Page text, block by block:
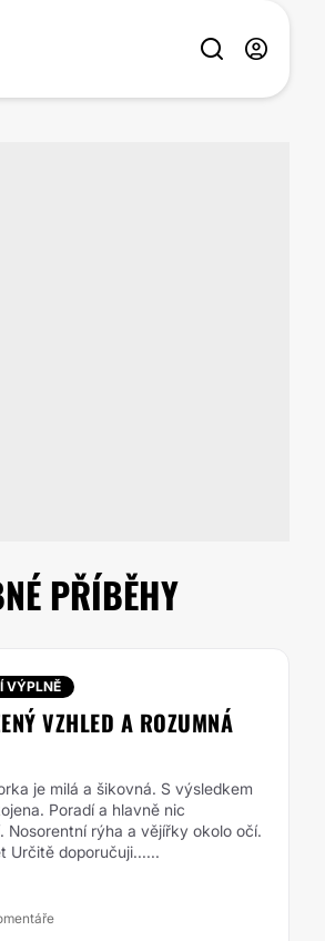
PŘÍBĚHY
VÝPLNĚ
VZHLED A ROZUMNÁ
je milá a šikovná. S výsledkem
Poradí a hlavně nic
Nosorentní rýha a vějířky okolo očí.
Určitě doporučuji......